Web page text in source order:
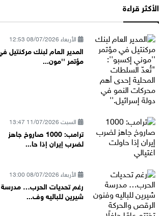
الأكثر قراءة
الأربعاء 08/07/2026 12:53
المدير العام لبنك مركنتيل
مؤتمر ''مون...
السبت 11/07/2026 13:47
ترامب: 1000 صاروخ جاهز
لضرب إيران إذا حا...
الأربعاء 08/07/2026 13:00
رغم تحديات الحرب… مدرسة
شيرين للباليه وف...